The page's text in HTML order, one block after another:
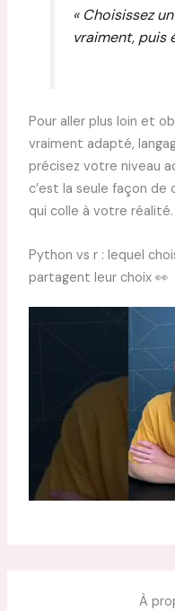
« Choisissez
vraiment, puis
Pour aller plus loin et
vraiment adapté,
précisez votre niveau
c’est la seule façon
qui colle à votre réalité.
Python vs r : lequel
partagent leur choix 👀
À